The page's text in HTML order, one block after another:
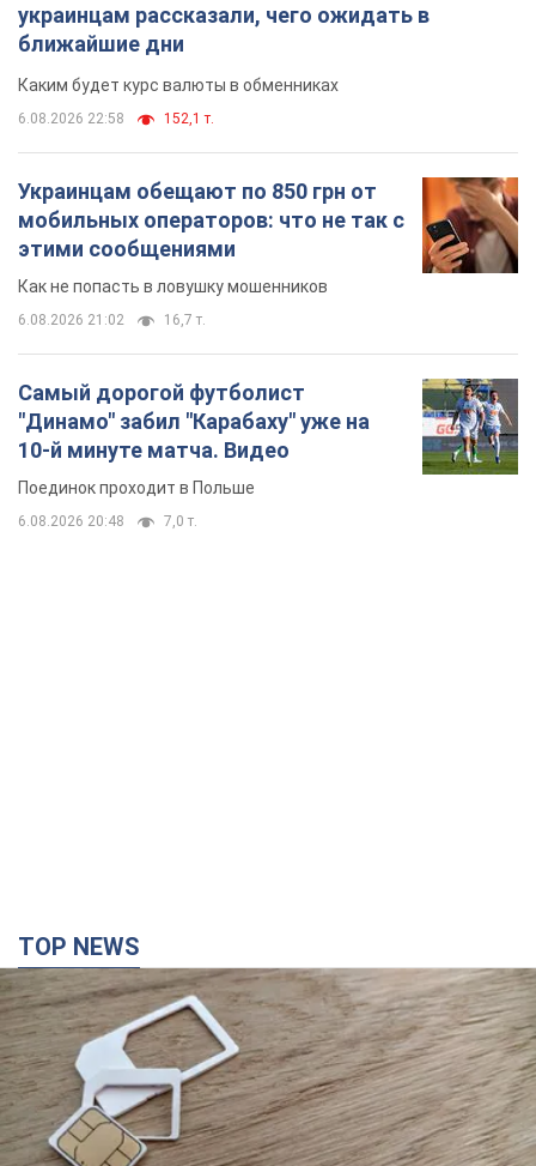
украинцам рассказали, чего ожидать в
ближайшие дни
Каким будет курс валюты в обменниках
6.08.2026 22:58 152,1 т.
Украинцам обещают по 850 грн от
мобильных операторов: что не так с
этими сообщениями
Как не попасть в ловушку мошенников
6.08.2026 21:02 16,7 т.
Самый дорогой футболист
"Динамо" забил "Карабаху" уже на
10-й минуте матча. Видео
Поединок проходит в Польше
6.08.2026 20:48 7,0 т.
TOP NEWS